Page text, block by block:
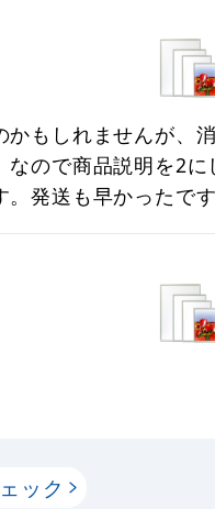
もしれませんが、
ので商品説明を2に
発送も早かったで
ック